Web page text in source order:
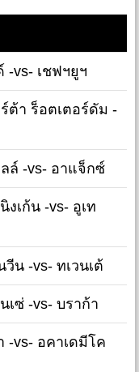
vs- เชฟฯยูฯ
ต้า ร็อตเตอร์ดัม -
ล์ -vs- อาแจ็กซ์
เก้น -vs- อูเท
น -vs- ทเวนเต้
เซ่ -vs- บราก้า
-vs- อคาเดมีโค